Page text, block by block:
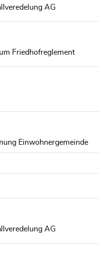
AG
Friedhofreglement
Einwohnergemeinde
AG